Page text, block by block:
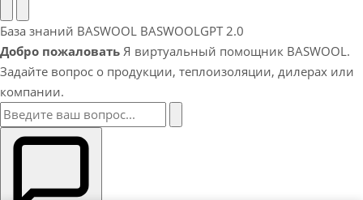
База знаний BASWOOL BASWOOLGPT 2.0
Добро пожаловать Я виртуальный помощник BASWOOL.
Задайте вопрос о продукции, теплоизоляции, дилерах или
компании.